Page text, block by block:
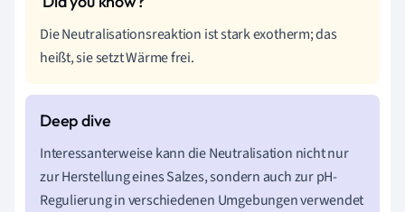
Die Neutralisationsreaktion ist stark exotherm; das
heißt, sie setzt Wärme frei.
Interessanterweise kann die Neutralisation nicht nur
zur Herstellung eines Salzes, sondern auch zur pH-
Regulierung in verschiedenen Umgebungen verwendet